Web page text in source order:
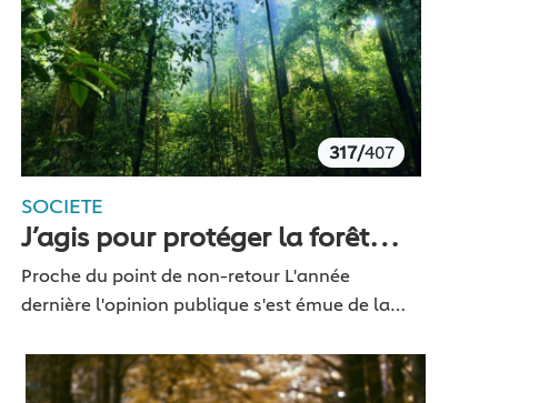
317/407
SOCIETE
J’agis pour protéger la forêt
amazonienne
Proche du point de non-retour L'année
dernière l'opinion publique s'est émue de la
que la situation soit au-moins aussi
catastrophique, la presse…